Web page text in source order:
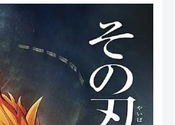
Powered by livedoor 相互RSS